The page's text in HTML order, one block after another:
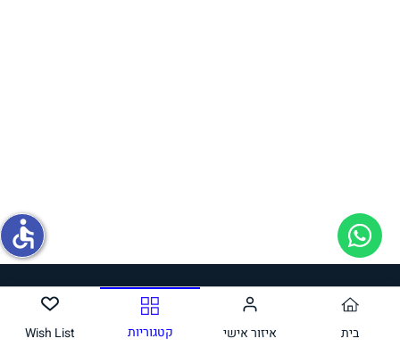
ממרחים ורטבים
בית איזור אישי קטגוריות Wish List
accessible